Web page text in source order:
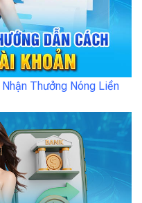
Thưởng Nóng Liền